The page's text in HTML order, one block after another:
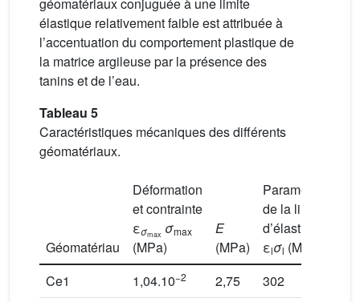
géomatériaux conjuguée à une limite
élastique relativement faible est attribuée à
l’accentuation du comportement plastique de
la matrice argileuse par la présence des
tanins et de l’eau.
Tableau 5
Caractéristiques mécaniques des différents
géomatériaux.
Géomatériau
Déformation
et contrainte
εσmax σmax
(MPa)
E
(MPa)
Paramètres
de la limite
d’élasticité
εlσl (MPa)
Ce1
1,04.10−2 2,75 302